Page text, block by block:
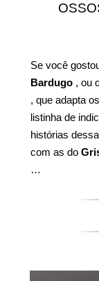
Se você
Bardugo , ou
, que adapta
listinha de
histórias
com as do
…